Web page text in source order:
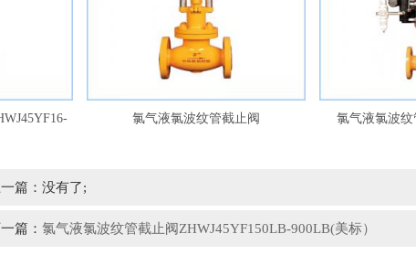
氯气液氯波纹管截止阀 氯气液氯波纹管
一篇：没有了;
篇： 氯气液氯波纹管截止阀ZHWJ45YF150LB-900LB(美标）